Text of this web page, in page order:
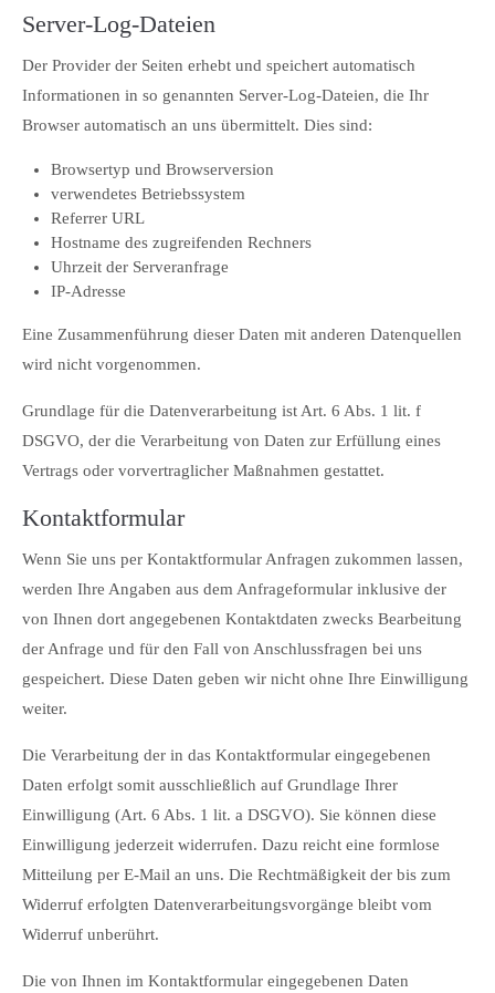
Server-Log-Dateien
Der Provider der Seiten erhebt und speichert automatisch
Informationen in so genannten Server-Log-Dateien, die Ihr
Browser automatisch an uns übermittelt. Dies sind:
Browsertyp und Browserversion
verwendetes Betriebssystem
Referrer URL
Hostname des zugreifenden Rechners
Uhrzeit der Serveranfrage
IP-Adresse
Eine Zusammenführung dieser Daten mit anderen Datenquellen
wird nicht vorgenommen.
Grundlage für die Datenverarbeitung ist Art. 6 Abs. 1 lit. f
DSGVO, der die Verarbeitung von Daten zur Erfüllung eines
Vertrags oder vorvertraglicher Maßnahmen gestattet.
Kontaktformular
Wenn Sie uns per Kontaktformular Anfragen zukommen lassen,
werden Ihre Angaben aus dem Anfrageformular inklusive der
von Ihnen dort angegebenen Kontaktdaten zwecks Bearbeitung
der Anfrage und für den Fall von Anschlussfragen bei uns
gespeichert. Diese Daten geben wir nicht ohne Ihre Einwilligung
weiter.
Die Verarbeitung der in das Kontaktformular eingegebenen
Daten erfolgt somit ausschließlich auf Grundlage Ihrer
Einwilligung (Art. 6 Abs. 1 lit. a DSGVO). Sie können diese
Einwilligung jederzeit widerrufen. Dazu reicht eine formlose
Mitteilung per E-Mail an uns. Die Rechtmäßigkeit der bis zum
Widerruf erfolgten Datenverarbeitungsvorgänge bleibt vom
Widerruf unberührt.
Die von Ihnen im Kontaktformular eingegebenen Daten